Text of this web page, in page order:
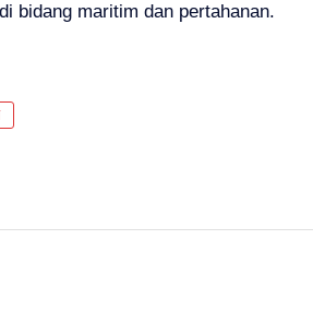
bidang maritim dan pertahanan.